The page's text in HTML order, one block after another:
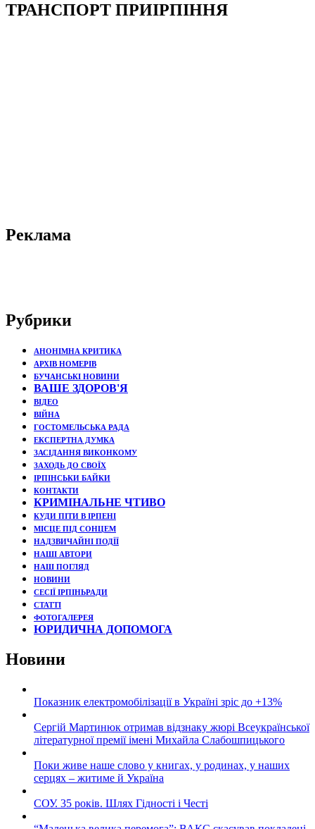
ТРАНСПОРТ ПРИІРПІННЯ
Реклама
Рубрики
АНОНІМНА КРИТИКА
АРХІВ НОМЕРІВ
БУЧАНСЬКІ НОВИНИ
ВАШЕ ЗДОРОВ'Я
ВІДЕО
ВІЙНА
ГОСТОМЕЛЬСЬКА РАДА
ЕКСПЕРТНА ДУМКА
ЗАСІДАННЯ ВИКОНКОМУ
ЗАХОДЬ ДО СВОЇХ
ІРПІНСЬКИ БАЙКИ
КОНТАКТИ
КРИМІНАЛЬНЕ ЧТИВО
КУДИ ПІТИ В ІРПЕНІ
МІСЦЕ ПІД СОНЦЕМ
НАДЗВИЧАЙНІ ПОДЇЇ
НАШІ АВТОРИ
НАШ ПОГЛЯД
НОВИНИ
СЕСІЇ ІРПІНЬРАДИ
СТАТТІ
ФОТОГАЛЕРЕЯ
ЮРИДИЧНА ДОПОМОГА
Новини
Показник електромобілізації в Україні зріс до +13%
Сергій Мартинюк отримав відзнаку жюрі Всеукраїнської
літературної премії імені Михайла Слабошпицького
Поки живе наше слово у книгах, у родинах, у наших
серцях – житиме й Україна
СОУ. 35 років. Шлях Гідності і Честі